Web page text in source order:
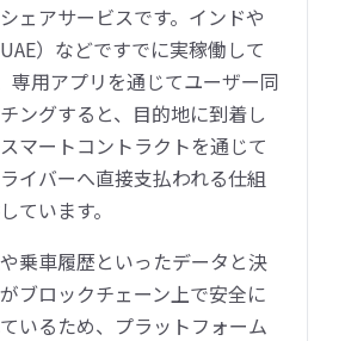
ェアサービスです。インドや
）などですでに実稼働して
専用アプリを通じてユーザー同
ングすると、目的地に到着し
マートコントラクトを通じて
イバーへ直接支払われる仕組
ています。
乗車履歴といったデータと決
ブロックチェーン上で安全に
いるため、プラットフォーム